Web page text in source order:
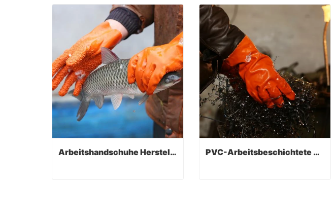
Arbeitshandschuhe Hersteller PVC-Arbeitsbeschichtete Handschuhe